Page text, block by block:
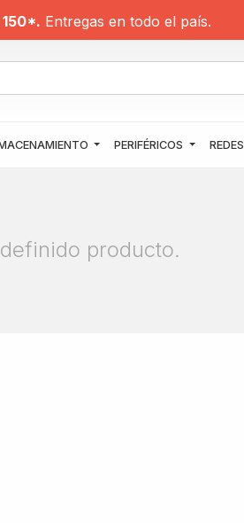
Entregas en todo el país.
PERIFÉRICOS REDES
producto.